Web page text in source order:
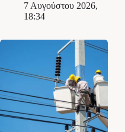
7 Αυγούστου 2026,
18:34